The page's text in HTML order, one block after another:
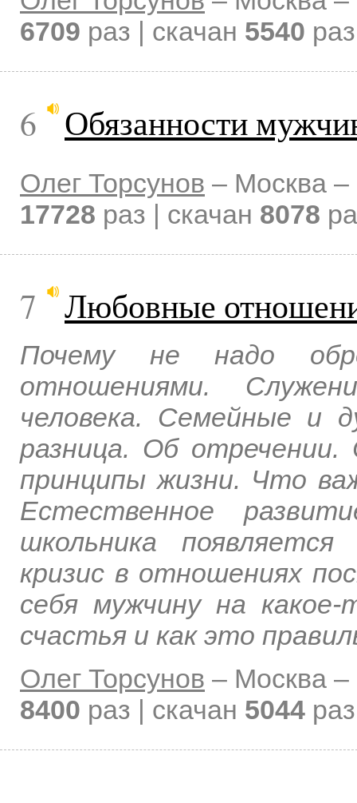
6709 раз | скачан 5540
6 Обязанности
Олег Торсунов – Москва –
17728 раз | скачан 8078
7 Любовные
Почему не надо
отношениями.
человека. Семейные и
разница. Об отречении.
принципы жизни. Что
Естественное
школьника
кризис в отношениях
себя мужчину на
счастья и как это
Олег Торсунов – Москва –
8400 раз | скачан 5044